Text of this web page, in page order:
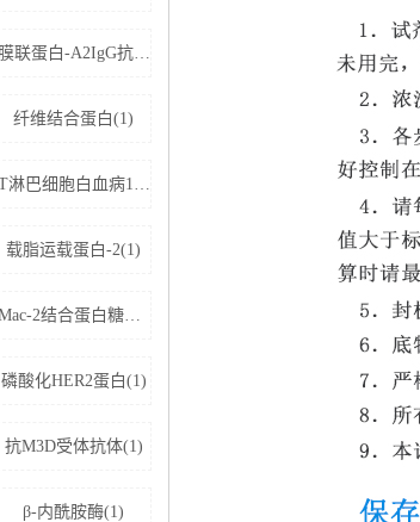
膜联蛋白-A2IgG抗体(1)
纤维结合蛋白(1)
T淋巴细胞白血病1+2型病毒(1)
载脂运载蛋白-2(1)
Mac-2结合蛋白糖基化异构体(1)
磷酸化HER2蛋白(1)
抗M3D受体抗体(1)
β-内酰胺酶(1)